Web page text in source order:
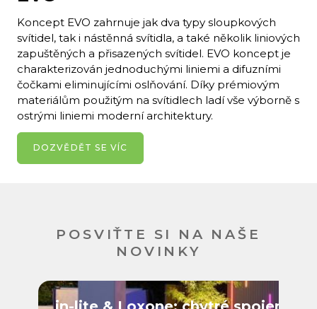
Koncept EVO zahrnuje jak dva typy sloupkových
svítidel, tak i nástěnná svítidla, a také několik liniových
zapuštěných a přisazených svítidel. EVO koncept je
charakterizován jednoduchými liniemi a difuzními
čočkami eliminujícími oslňování. Díky prémiovým
materiálům použitým na svítidlech ladí vše výborně s
ostrými liniemi moderní architektury.
DOZVĚDĚT SE VÍC
POSVIŤTE SI NA NAŠE
NOVINKY